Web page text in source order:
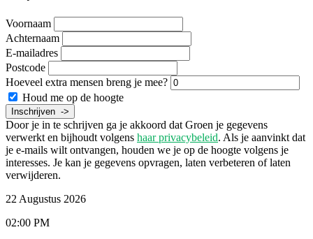
Voornaam
Achternaam
E-mailadres
Postcode
Hoeveel extra mensen breng je mee?
Houd me op de hoogte
Door je in te schrijven ga je akkoord dat Groen je gegevens
verwerkt en bijhoudt volgens haar privacybeleid. Als je aanvinkt dat
je e-mails wilt ontvangen, houden we je op de hoogte volgens je
interesses. Je kan je gegevens opvragen, laten verbeteren of laten
verwijderen.
22 Augustus 2026
02:00 PM